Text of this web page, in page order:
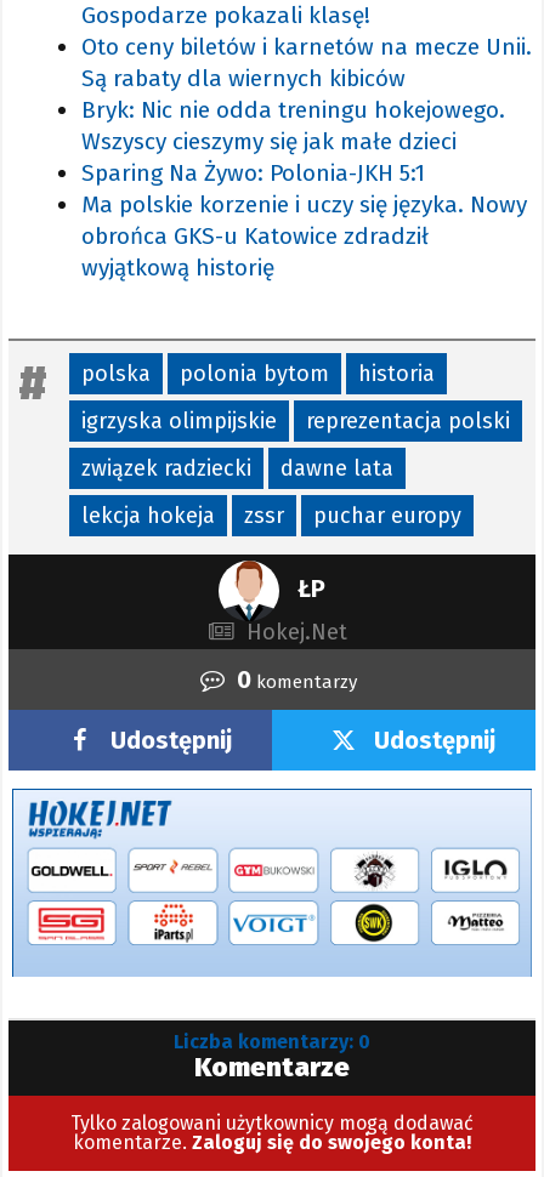
Gospodarze pokazali klasę!
Oto ceny biletów i karnetów na mecze Unii.
Są rabaty dla wiernych kibiców
Bryk: Nic nie odda treningu hokejowego.
Wszyscy cieszymy się jak małe dzieci
Sparing Na Żywo: Polonia-JKH 5:1
Ma polskie korzenie i uczy się języka. Nowy
obrońca GKS-u Katowice zdradził
wyjątkową historię
polska polonia bytom
historia
igrzyska olimpijskie
reprezentacja polski
związek radziecki
dawne lata
lekcja hokeja
zssr puchar europy
ŁP
Hokej.Net
0komentarzy
Udostępnij Udostępnij
Liczba komentarzy: 0
Komentarze
Tylko zalogowani użytkownicy mogą dodawać
komentarze. Zaloguj się do swojego konta!